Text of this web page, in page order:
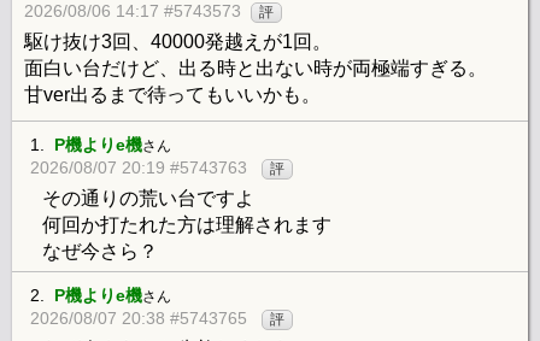
2026/08/06 14:17 #5743573 評
駆け抜け3回、40000発越えが1回。
面白い台だけど、出る時と出ない時が両極端すぎる。
甘ver出るまで待ってもいいかも。
1. P機よりe機さん
2026/08/07 20:19 #5743763 評
その通りの荒い台ですよ
何回か打たれた方は理解されます
なぜ今さら？
2. P機よりe機さん
2026/08/07 20:38 #5743765 評